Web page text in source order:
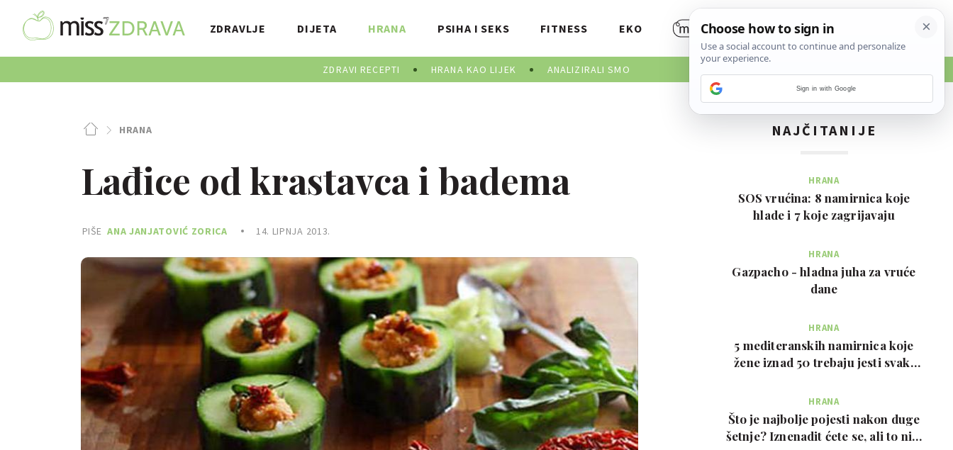
ZDRAVLJE DIJETA HRANA
ZDRAVI RECEPTI HRANA KAO LIJEK ANALIZIRALI SMO
PSIHA I SEKS FITNESS EKO
HRANA
Lađice od krastavca i badema
PIŠE ANA JANJATOVIĆ ZORICA 14. LIPNJA 2013.
NAJČITANIJE
HRANA
SOS vrućina: 8 namirnica koje
hlade i 7 koje zagrijavaju
HRANA
Gazpacho - hladna juha za vruće
dane
HRANA
5 mediteranskih namirnica koje
žene iznad 50 trebaju jesti svaki
HRANA
Što je najbolje pojesti nakon duge
šetnje? Iznenadit ćete se, ali to nije
Sign in with Google